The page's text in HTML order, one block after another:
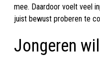
mee. Daardoor voelt veel
juist bewust proberen te
Jongeren